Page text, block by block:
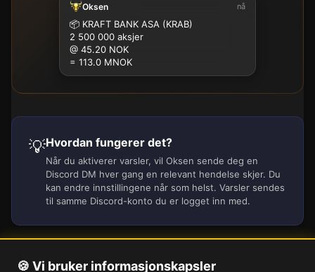
500K
Oksen nå
📦 KRAFT BANK ASA (KRAB)
2 500 000 aksjer
@ 45.20 NOK
= 113.0 MNOK
💡Hvordan fungerer det?
Når du aktiverer varsler, vil Oksen sende deg en
Discord DM hver gang en relevant hendelse skjer. Du
kan endre innstillingene når som helst. Varsler sendes
til samme Discord-konto du er logget inn med.
🍪 Vi bruker informasjonskapsler